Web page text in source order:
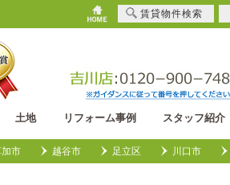
土地 リフォーム事例 スタッフ紹介
市 越谷市 足立区 川口市
賃貸物件検索